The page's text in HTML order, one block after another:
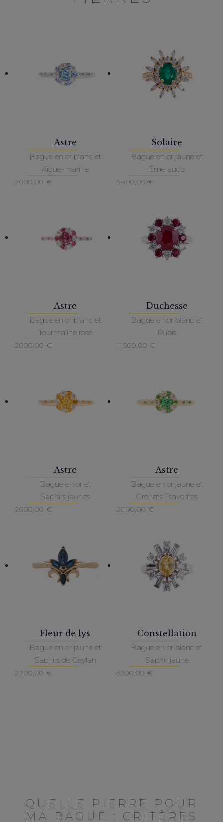
Astre
Bague en or blanc et
Aigue-marine
2000,00 €
Solaire
Bague en or jaune et
Émeraude
5400,00 €
Astre
Bague en or blanc et
Tourmaline rose
2000,00 €
Duchesse
Bague en or blanc et
Rubis
11600,00 €
Astre
Bague en or et
Saphirs jaunes
2000,00 €
Astre
Bague en or jaune et
Grenats Tsavorites
2000,00 €
Fleur de lys
Bague en or jaune et
Saphirs de Ceylan
2200,00 €
Constellation
Bague en or blanc et
Saphir jaune
5300,00 €
QUELLE PIERRE POUR
MA BAGUE : CRITÈRES